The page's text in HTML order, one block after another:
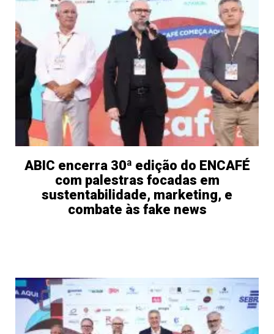
ABIC encerra 30ª edição do ENCAFÉ
com palestras focadas em
sustentabilidade, marketing, e
combate às fake news